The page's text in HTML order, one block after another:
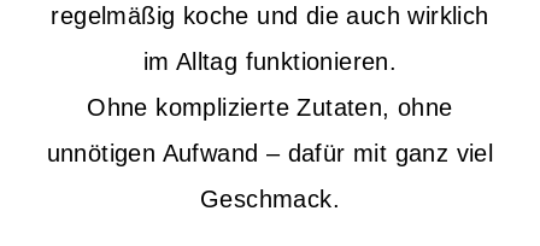
regelmäßig koche und die auch wirklich
im Alltag funktionieren.
Ohne komplizierte Zutaten, ohne
unnötigen Aufwand – dafür mit ganz viel
Geschmack.